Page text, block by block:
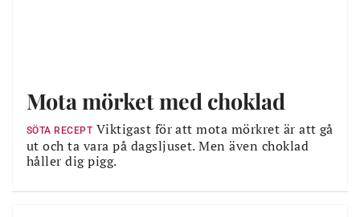
Mota mörket med choklad
SÖTA RECEPT Viktigast för att mota mörkret är att gå
ut och ta vara på dagsljuset. Men även choklad
håller dig pigg.